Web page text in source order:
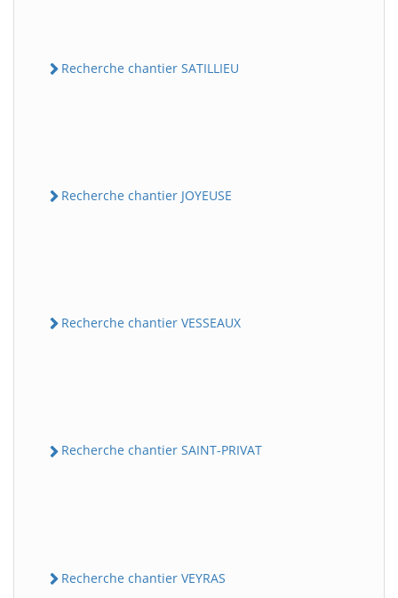
Recherche chantier SATILLIEU
Recherche chantier JOYEUSE
Recherche chantier VESSEAUX
Recherche chantier SAINT-PRIVAT
Recherche chantier VEYRAS